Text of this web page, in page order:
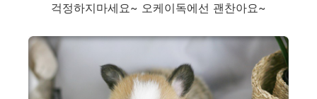
걱정하지마세요~ 오케이독에선 괜찬아요~